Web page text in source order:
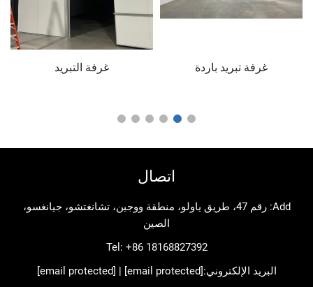
تبريد باردة غرفة التبريد
Add: رقم 47، طريق ياولو، منطقة ووجين، تشانغتشو، جيانغسو،
Tel:+86 18168827392
الإلكتروني:[email protected]
|
[email protected]